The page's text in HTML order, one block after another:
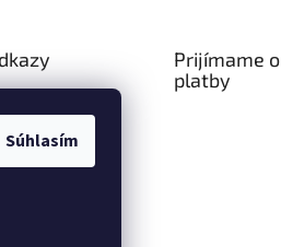
Súhlasím
platba
Prijímame
platby